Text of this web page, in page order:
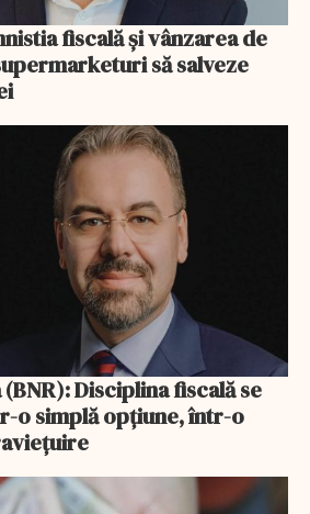
fiscală și vânzarea de
să salveze
Disciplina fiscală se
o simplă opțiune, într-o